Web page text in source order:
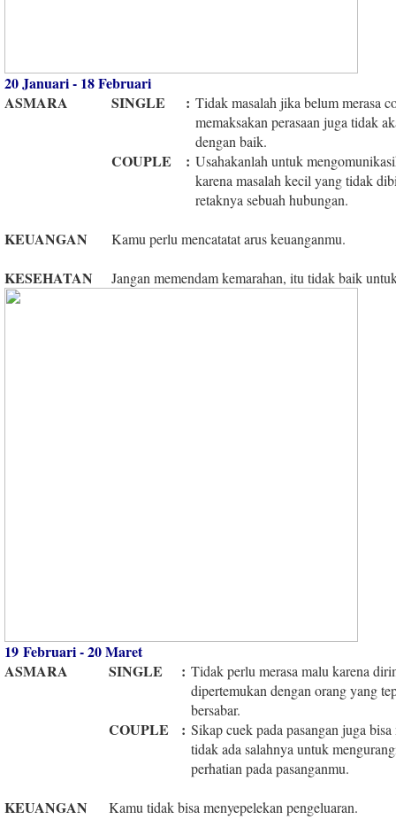
20 Januari - 18 Februari
ASMARA
SINGLE : Tidak masalah jika belum merasa
memaksakan perasaan juga tidak
dengan baik.
COUPLE : Usahakanlah untuk
karena masalah kecil yang tidak
retaknya sebuah hubungan.
KEUANGAN Kamu perlu mencatatat arus keuanganmu.
KESEHATAN Jangan memendam kemarahan, itu tidak baik
19 Februari - 20 Maret
ASMARA
SINGLE : Tidak perlu merasa malu karena
dipertemukan dengan orang yang
bersabar.
COUPLE : Sikap cuek pada pasangan juga
tidak ada salahnya untuk
perhatian pada pasanganmu.
KEUANGAN Kamu tidak bisa menyepelekan pengeluaran.